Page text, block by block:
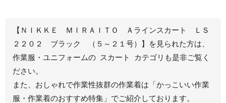
ジャンパー
秋冬長袖
スモック
【ＮＩＫＫＥ ＭＩＲＡＩＴＯ Ａラインスカート ＬＳ
２２０２ ブラック （５～２１号）】を見られた方は、
作業服・ユニフォームの スカート カテゴリも是非ご覧く
ださい。
また、おしゃれで作業性抜群の作業着は 「かっこいい作業
服・作業着のおすすめ特集」 でご紹介しております。